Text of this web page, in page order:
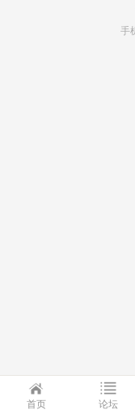
手
首页 论坛